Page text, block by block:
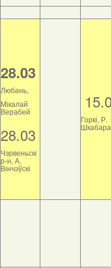
28.03
Любань,
Мікалай
Верабей
28.03
Чэрвеньскі
р-н, А.
Вінчэўскі
Горкі, Р.
Шкабара